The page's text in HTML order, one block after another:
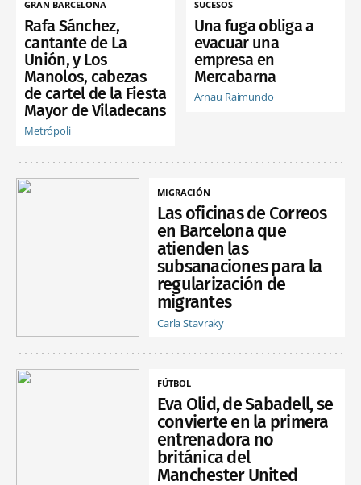
GRAN BARCELONA
Rafa Sánchez,
cantante de La
Unión, y Los
Manolos, cabezas
de cartel de la Fiesta
Mayor de Viladecans
Metrópoli
SUCESOS
Una fuga obliga a
evacuar una
empresa en
Mercabarna
Arnau Raimundo
MIGRACIÓN
Las oficinas de Correos
en Barcelona que
atienden las
subsanaciones para la
regularización de
migrantes
Carla Stavraky
FÚTBOL
Eva Olid, de Sabadell, se
convierte en la primera
entrenadora no
británica del
Manchester United